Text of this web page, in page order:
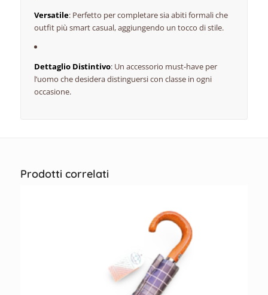
Versatile: Perfetto per completare sia abiti formali che
outfit più smart casual, aggiungendo un tocco di stile.
Dettaglio Distintivo: Un accessorio must-have per
l’uomo che desidera distinguersi con classe in ogni
occasione.
Prodotti correlati